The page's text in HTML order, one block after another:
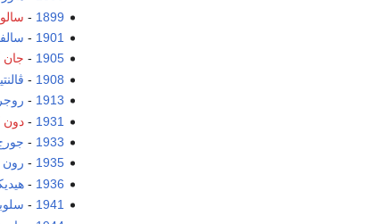
1899
-
1901
-
1905
- جان
1908
-
1913
-
1931
-دون
1933
-
1935
- رون
1936
-
1941
-